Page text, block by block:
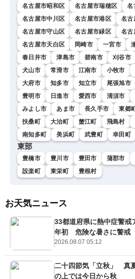
名古屋市昭和区 名古屋市瑞穂区
名
名古屋市中川区
名古屋市港区
名古
名古屋市守山区
名古屋市緑区
名古
名古屋市天白区
岡崎市 一宮市
春日井市
津島市 碧南市 刈谷市
犬山市
常滑市 江南市 小牧市
大府市
知多市 知立市 尾張旭市
豊明市
日進市 愛西市 清須市
みよし市
あま市 長久手市 東郷
扶桑町
大治町 蟹江町 飛島村
南知多町
美浜町 武豊町 幸田町
東部
豊橋市 豊川市 豊田市 蒲郡市
設楽町
東栄町 豊根村
お天気ニュース
33都道府県に熱中症警
年初 危険な暑さに警戒
2026.08.07 05:12
二十四節気「立秋」 真
の上では今日から秋